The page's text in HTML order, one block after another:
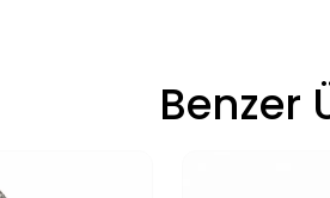
Benzer